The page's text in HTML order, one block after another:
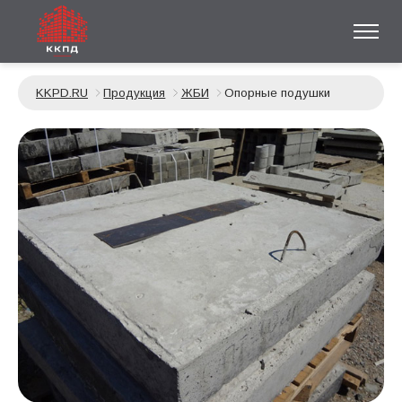
KKPD.RU Продукция ЖБИ Опорные подушки
Слайдшоу